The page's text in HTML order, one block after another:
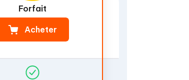
Forfait
Acheter